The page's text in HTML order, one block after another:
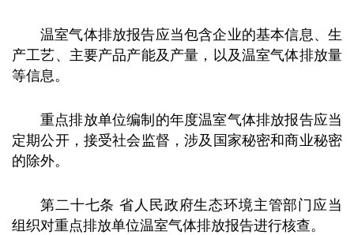
温室气体排放报告应当包含企业的基本信息、生
产工艺、主要产品产能及产量，以及温室气体排放量
等信息。
重点排放单位编制的年度温室气体排放报告应当
定期公开，接受社会监督，涉及国家秘密和商业秘密
的除外。
第二十七条 省人民政府生态环境主管部门应当
组织对重点排放单位温室气体排放报告进行核查。